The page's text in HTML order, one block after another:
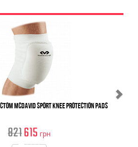
McDavid Sport Knee Protection Pads
821615 грн